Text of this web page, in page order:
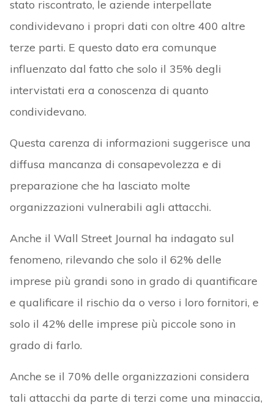
stato riscontrato, le aziende interpellate
condividevano i propri dati con oltre 400 altre
terze parti. E questo dato era comunque
influenzato dal fatto che solo il 35% degli
intervistati era a conoscenza di quanto
condividevano.
Questa carenza di informazioni suggerisce una
diffusa mancanza di consapevolezza e di
preparazione che ha lasciato molte
organizzazioni vulnerabili agli attacchi.
Anche il Wall Street Journal ha indagato sul
fenomeno, rilevando che solo il 62% delle
imprese più grandi sono in grado di quantificare
e qualificare il rischio da o verso i loro fornitori, e
solo il 42% delle imprese più piccole sono in
grado di farlo.
Anche se il 70% delle organizzazioni considera
tali attacchi da parte di terzi come una minaccia,